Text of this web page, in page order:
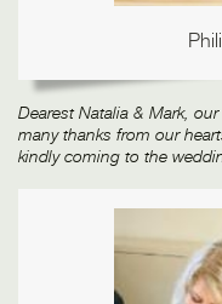
Dearest Natalia & Mark,
many thanks from our
kindly coming to the